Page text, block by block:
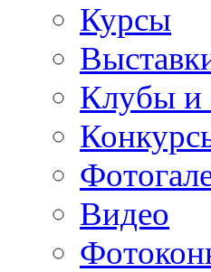
Курсы
Клубы и
Видео